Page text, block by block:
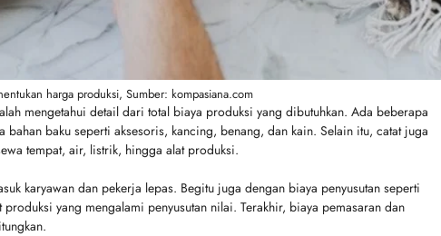
harga produksi, Sumber: kompasiana.com
mengetahui detail dari total biaya produksi yang dibutuhkan. Ada beberapa
baku seperti aksesoris, kancing, benang, dan kain. Selain itu, catat juga
tempat, air, listrik, hingga alat produksi.
karyawan dan pekerja lepas. Begitu juga dengan biaya penyusutan seperti
yang mengalami penyusutan nilai. Terakhir, biaya pemasaran dan